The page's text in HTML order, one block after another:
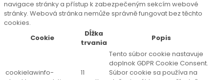
navigace stránky a přístup k zabezpečeným sekcím webové
stránky. Webová stránka nemůže správně fungovat bez těchto
cookies.
Cookie
Dĺžka
trvania
Popis
cookielawinfo-
11
Tento súbor cookie nastavuje
doplnok GDPR Cookie Consent.
Súbor cookie sa používa na